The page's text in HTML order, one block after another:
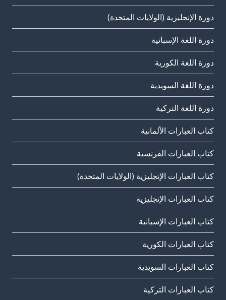
دورة الإنجليزية (الولايات المتحدة)
دورة اللغة الإسبانية
دورة اللغة الكورية
دورة اللغة السويدية
دورة اللغة التركية
كتاب العبارات الألمانية
كتاب العبارات الفرنسية
كتاب العبارات الإنجليزية (الولايات المتحدة)
كتاب العبارات الإنجليزية
كتاب العبارات الإسبانية
كتاب العبارات الكورية
كتاب العبارات السويدية
كتاب العبارات التركية